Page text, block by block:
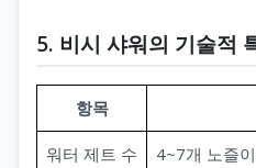
5. 비시 샤워의 기술적
항목
워터 제트 수 4~7개 노즐